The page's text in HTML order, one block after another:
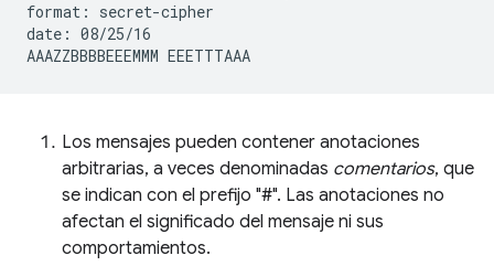
format: secret-cipher
date: 08/25/16
Los mensajes pueden contener anotaciones
arbitrarias, a veces denominadas comentarios, que
se indican con el prefijo "#". Las anotaciones no
afectan el significado del mensaje ni sus
comportamientos.